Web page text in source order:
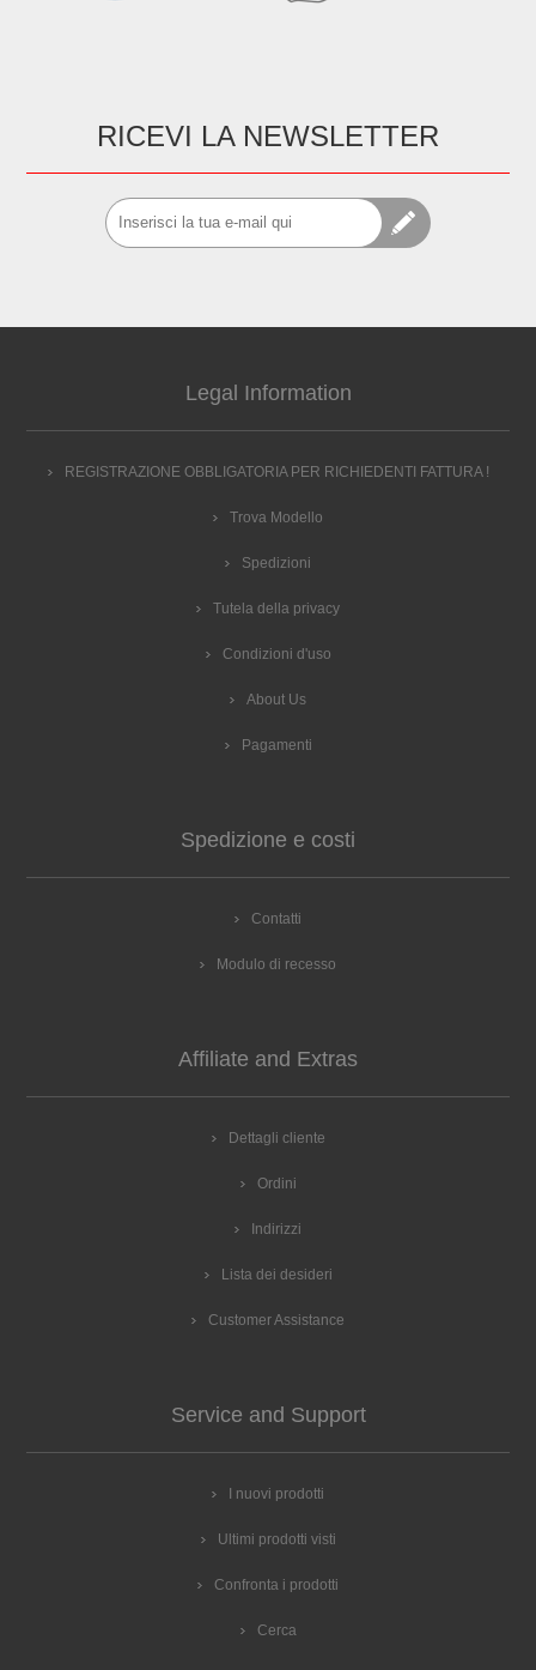
RICEVI LA NEWSLETTER
Legal Information
REGISTRAZIONE OBBLIGATORIA PER RICHIEDENTI FATTURA !
Trova Modello
Spedizioni
Tutela della privacy
Condizioni d'uso
About Us
Pagamenti
Spedizione e costi
Contatti
Modulo di recesso
Affiliate and Extras
Dettagli cliente
Ordini
Indirizzi
Lista dei desideri
Customer Assistance
Service and Support
I nuovi prodotti
Ultimi prodotti visti
Confronta i prodotti
Cerca